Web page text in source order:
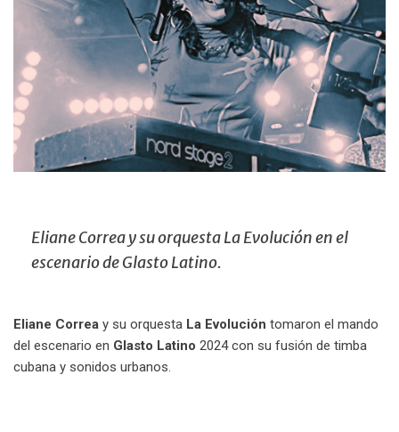
Eliane Correa y su orquesta La Evolución en el
escenario de Glasto Latino.
Eliane Correa y su orquesta La Evolución tomaron el mando
del escenario en Glasto Latino 2024 con su fusión de timba
cubana y sonidos urbanos.